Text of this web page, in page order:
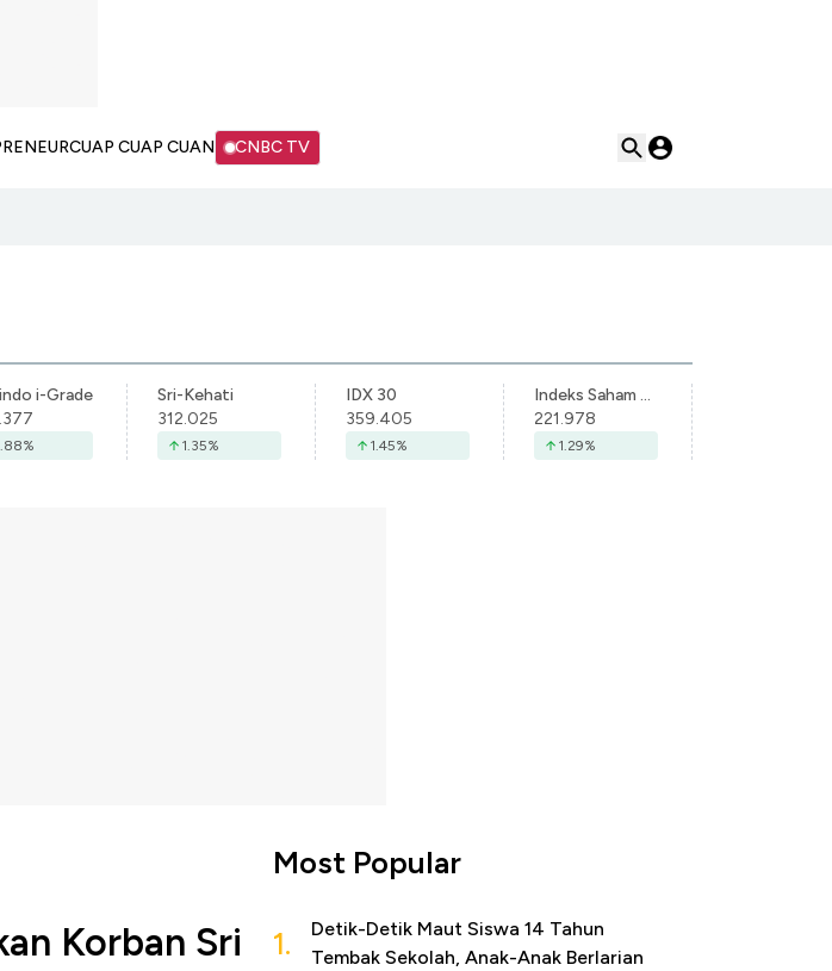
CUAP CUAP CUAN CNBC TV
i-Grade
%
Sri-Kehati
312.025
1.35%
IDX 30
359.405
1.45%
Indeks Saham Syariah Indonesia
221.978
1.29%
Korban Sri
Most Popular
1.
Detik-Detik Maut Siswa 14 Tahun
Tembak Sekolah, Anak-Anak Berlarian